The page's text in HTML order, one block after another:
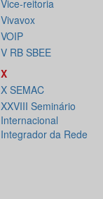
Vice-reitoria
Vivavox
VOIP
V RB SBEE
X
X SEMAC
XXVIII Seminário
Internacional
Integrador da Rede